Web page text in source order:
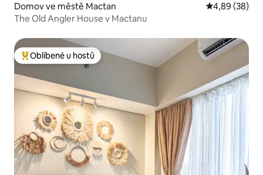
Domov ve městě Mactan Průměrné
4,89 (38)
The Old Angler House v Mactanu
Nejlepší v kategorii Oblíbené u hostů
Oblíbené u hostů